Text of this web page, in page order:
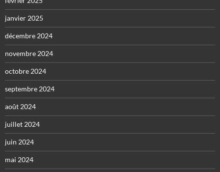
janvier 2025
décembre 2024
novembre 2024
octobre 2024
septembre 2024
août 2024
juillet 2024
juin 2024
mai 2024